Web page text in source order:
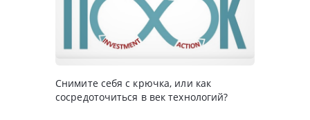
Снимите себя с крючка, или как
сосредоточиться в век технологий?